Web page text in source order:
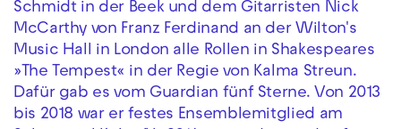
Schmidt in der Beek und dem Gitarristen Nick
McCarthy von Franz Ferdinand an der Wilton's
Music Hall in London alle Rollen in Shakespeares
»The Tempest« in der Regie von Kalma Streun.
Dafür gab es vom Guardian fünf Sterne. Von 2013
bis 2018 war er festes Ensemblemitglied am